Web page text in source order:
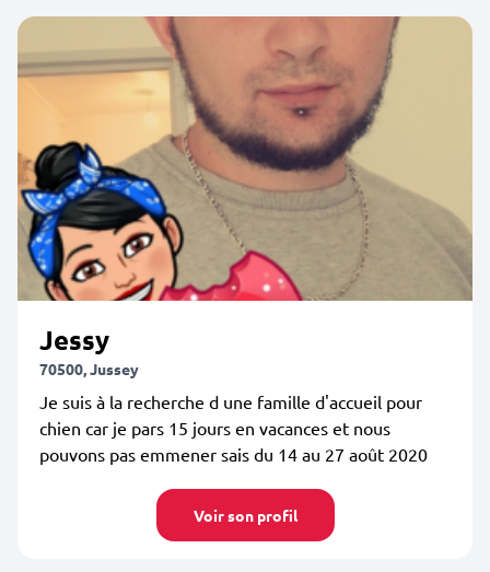
Jessy
70500, Jussey
Je suis à la recherche d une famille d'accueil pour
chien car je pars 15 jours en vacances et nous
pouvons pas emmener sais du 14 au 27 août 2020
Voir son profil